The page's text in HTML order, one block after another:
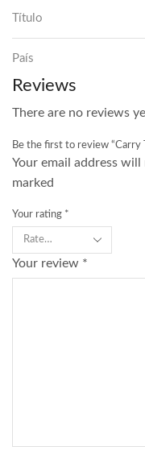
Título
País
Reviews
There are no reviews
Be the first to review “Carry
Your email address
marked
Your rating *
Your review *